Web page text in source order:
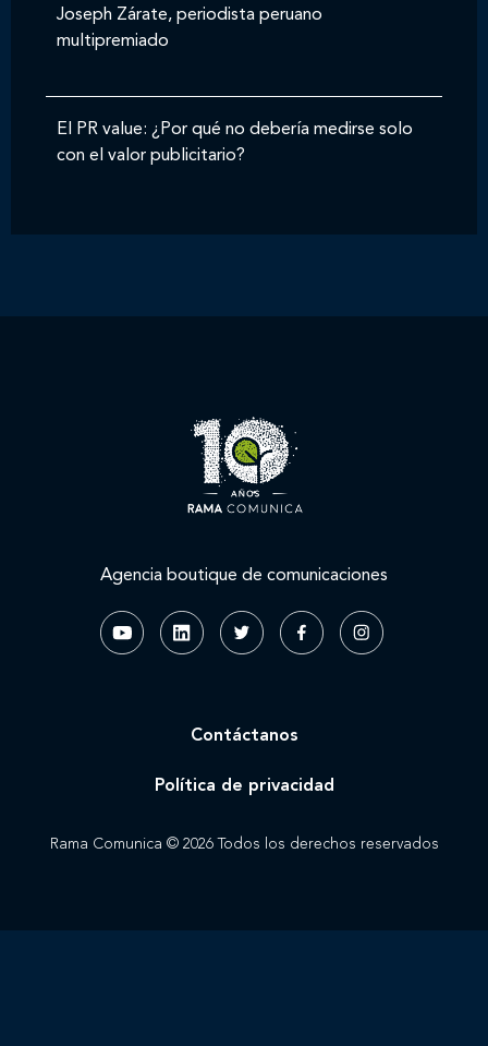
Joseph Zárate, periodista peruano
multipremiado
El PR value: ¿Por qué no debería medirse solo
con el valor publicitario?
Agencia boutique de comunicaciones
Rama Comunica © 2026 Todos los derechos reservados
Contáctanos
Política de privacidad